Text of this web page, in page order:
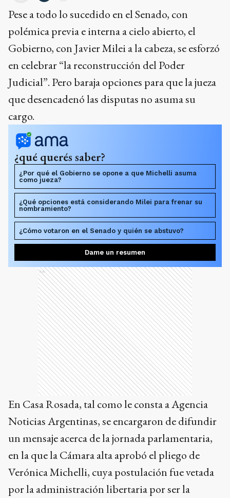
Pese a todo lo sucedido en el Senado, con
polémica previa e interna a cielo abierto, el
Gobierno, con Javier Milei a la cabeza, se esforzó
en celebrar “la reconstrucción del Poder
Judicial”. Pero baraja opciones para que la jueza
que desencadenó las disputas no asuma su
cargo.
¿qué querés saber?
¿Por qué el Gobierno se opone a que Michelli asuma
como jueza?
¿Qué opciones está considerando Milei para frenar su
nombramiento?
¿Cómo votaron en el Senado y quién se abstuvo?
Dame un resumen
Ads
En Casa Rosada, tal como le consta a Agencia
Noticias Argentinas, se encargaron de difundir
un mensaje acerca de la jornada parlamentaria,
en la que la Cámara alta aprobó el pliego de
Verónica Michelli, cuya postulación fue vetada
por la administración libertaria por ser la